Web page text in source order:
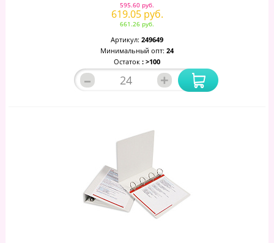
595.60 руб.
619.05 руб.
661.26 руб.
Артикул: 249649
Минимальный опт: 24
Остаток : >100
– +